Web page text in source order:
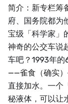
简介：新专栏筹
府、国务院都为
宝级「科学家」
神奇的公交车说
车吧？1993年的
——雀食（确实）
直接加水。一个
秘液体，可以让